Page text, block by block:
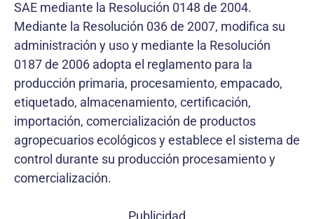
SAE mediante la Resolución 0148 de 2004.
Mediante la Resolución 036 de 2007, modifica su
administración y uso y mediante la Resolución
0187 de 2006 adopta el reglamento para la
producción primaria, procesamiento, empacado,
etiquetado, almacenamiento, certificación,
importación, comercialización de productos
agropecuarios ecológicos y establece el sistema de
control durante su producción procesamiento y
comercialización.
Publicidad